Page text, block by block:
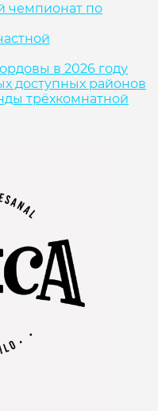
чемпионат по
в 2026 году
доступных районов
трёхкомнатной